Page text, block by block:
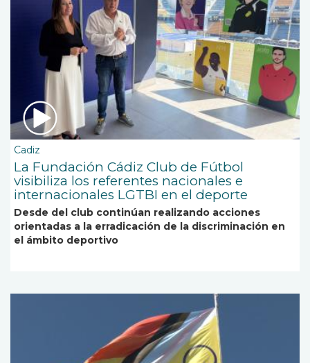
Cadiz
La Fundación Cádiz Club de Fútbol
visibiliza los referentes nacionales e
internacionales LGTBI en el deporte
Desde del club continúan realizando acciones
orientadas a la erradicación de la discriminación en
el ámbito deportivo